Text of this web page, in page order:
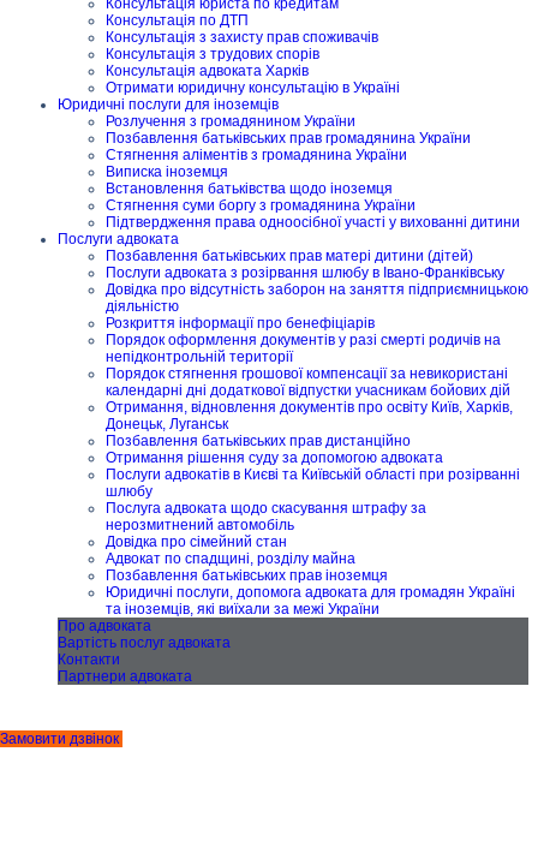
Замовити дзвінок
Консультація юриста по кредитам
Консультація по ДТП
Консультація з захисту прав споживачів
Консультація з трудових спорів
Консультація адвоката Харків
Отримати юридичну консультацію в Україні
Юридичні послуги для іноземців
Розлучення з громадянином України
Позбавлення батьківських прав громадянина України
Стягнення аліментів з громадянина України
Виписка іноземця
Встановлення батьківства щодо іноземця
Стягнення суми боргу з громадянина України
Підтвердження права одноосібної участі у вихованні дитини
Послуги адвоката
Позбавлення батьківських прав матері дитини (дітей)
Послуги адвоката з розірвання шлюбу в Івано-Франківську
Довідка про відсутність заборон на заняття підприємницькою
діяльністю
Розкриття інформації про бенефіціарів
Порядок оформлення документів у разі смерті родичів на
непідконтрольній території
Порядок стягнення грошової компенсації за невикористані
календарні дні додаткової відпустки учасникам бойових дій
Отримання, відновлення документів про освіту Київ, Харків,
Донецьк, Луганськ
Позбавлення батьківських прав дистанційно
Отримання рішення суду за допомогою адвоката
Послуги адвокатів в Києві та Київській області при розірванні
шлюбу
Послуга адвоката щодо скасування штрафу за
нерозмитнений автомобіль
Довідка про сімейний стан
Адвокат по спадщині, розділу майна
Позбавлення батьківських прав іноземця
Юридичні послуги, допомога адвоката для громадян Україні
та іноземців, які виїхали за межі України
Про адвоката
Вартість послуг адвоката
Контакти
Партнери адвоката